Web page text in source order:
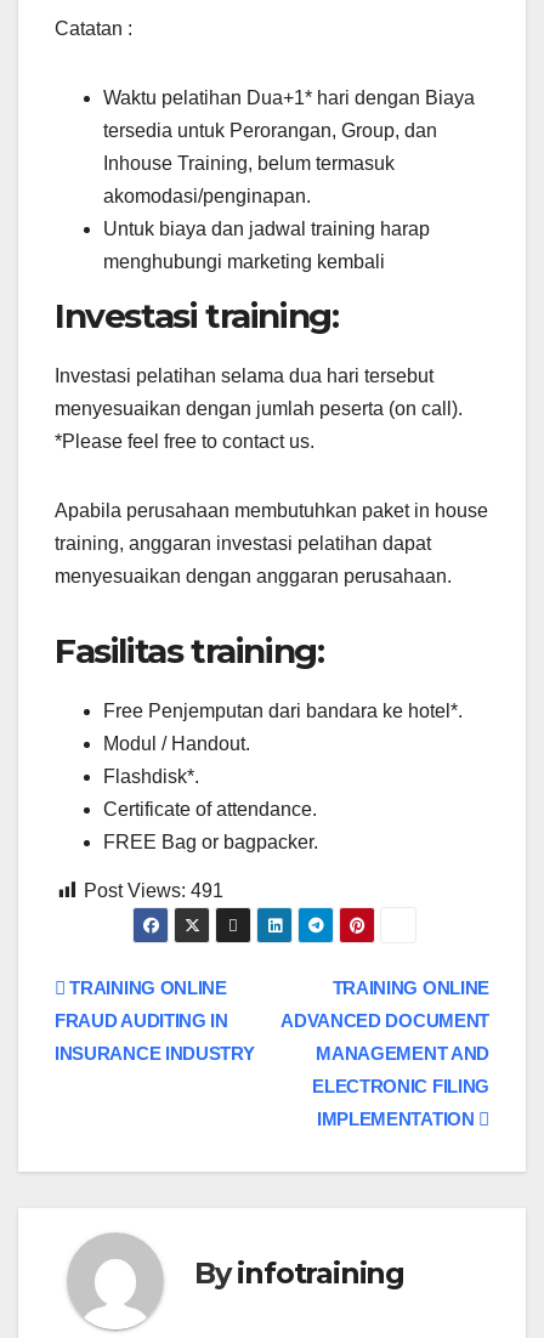
Catatan :
Waktu pelatihan Dua+1* hari dengan Biaya
tersedia untuk Perorangan, Group, dan
Inhouse Training, belum termasuk
akomodasi/penginapan.
Untuk biaya dan jadwal training harap
menghubungi marketing kembali
Investasi training:
Investasi pelatihan selama dua hari tersebut
menyesuaikan dengan jumlah peserta (on call).
*Please feel free to contact us.
Apabila perusahaan membutuhkan paket in house
training, anggaran investasi pelatihan dapat
menyesuaikan dengan anggaran perusahaan.
Fasilitas training:
Free Penjemputan dari bandara ke hotel*.
Modul / Handout.
Flashdisk*.
Certificate of attendance.
FREE Bag or bagpacker.
Post Views: 491
Post
navigation
TRAINING ONLINE
ADVANCED DOCUMENT
MANAGEMENT AND
ELECTRONIC FILING
IMPLEMENTATION
TRAINING ONLINE
FRAUD AUDITING IN
INSURANCE INDUSTRY
Byinfotraining